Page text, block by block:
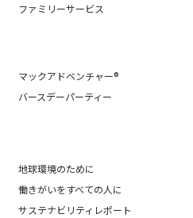
ファミリーサービス
マックアドベンチャー®
バースデーパーティー
地球環境のために
働きがいをすべての人に
サステナビリティレポート